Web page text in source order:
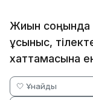
Жиын соңында
ұсыныс,
хаттамасына
🤍 Ұнайды